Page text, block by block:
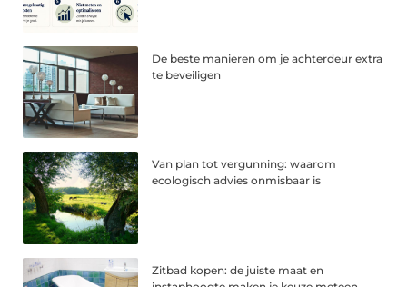
De beste manieren om je achterdeur extra
te beveiligen
Van plan tot vergunning: waarom
ecologisch advies onmisbaar is
Zitbad kopen: de juiste maat en